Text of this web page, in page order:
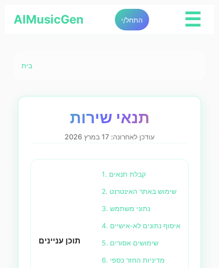
AIMusicGen התחל/י ☰
בית
תנאי שירות
עודכן לאחרונה: 17 במרץ 2026
תוכן עניינים
1. קבלת תנאים
2. שימוש באתר האינטרנט
3. נתוני משתמש
4. איסוף נתונים לא-אישיים
5. שימושים אסורים
6. מדיניות החזר כספי